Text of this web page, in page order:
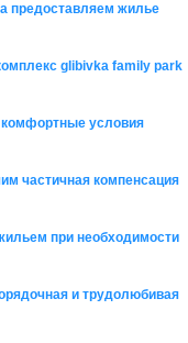
предоставляем жилье
glibivka family park
комфортные условия
частичная компенсация
при необходимости
и трудолюбивая